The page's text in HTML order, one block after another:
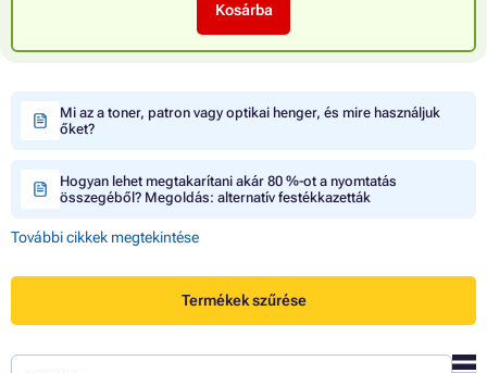
Kosárba
Mi az a toner, patron vagy optikai henger, és mire használjuk
őket?
Hogyan lehet megtakarítani akár 80 %-ot a nyomtatás
összegéből? Megoldás: alternatív festékkazetták
További cikkek megtekintése
Termékek szűrése